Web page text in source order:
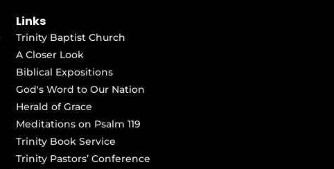
Links
Trinity Baptist Church
A Closer Look
Biblical Expositions
God's Word to Our Nation
Herald of Grace
Meditations on Psalm 119
Trinity Book Service
Trinity Pastors’ Conference